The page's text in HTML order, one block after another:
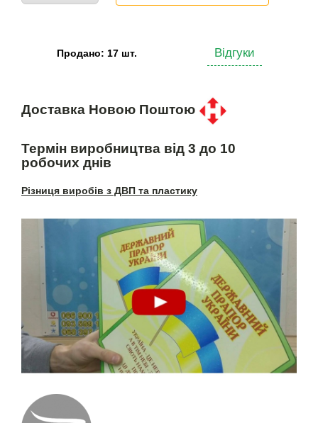
Продано: 17 шт. Відгуки
Доставка Новою Поштою
Термін виробництва від 3 до 10
робочих днів
Різниця виробів з ДВП та пластику